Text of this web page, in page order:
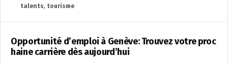
talents, tourisme
Opportunité d’emploi à Genève: Trouvez votre proc
haine carrière dès aujourd’hui